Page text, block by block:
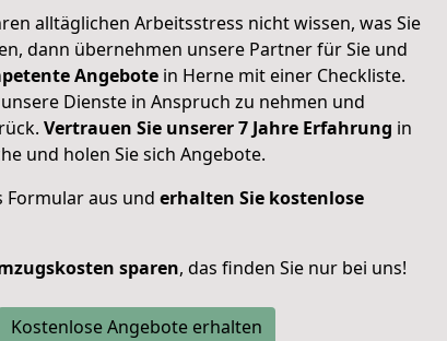
alltäglichen Arbeitsstress nicht wissen, was Sie
dann übernehmen unsere Partner für Sie und
Angebote in Herne mit einer Checkliste.
Dienste in Anspruch zu nehmen und
Vertrauen Sie unserer 7 Jahre Erfahrung in
und holen Sie sich Angebote.
Formular aus und erhalten Sie kostenlose
sparen, das finden Sie nur bei uns!
Kostenlose Angebote erhalten